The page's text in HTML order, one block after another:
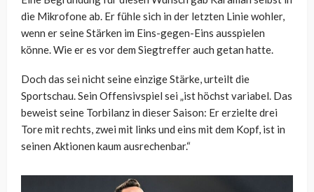
die Mikrofone ab. Er fühle sich in der letzten Linie wohler,
wenn er seine Stärken im Eins-gegen-Eins ausspielen
könne. Wie er es vor dem Siegtreffer auch getan hatte.
Doch das sei nicht seine einzige Stärke, urteilt die
Sportschau. Sein Offensivspiel sei „ist höchst variabel. Das
beweist seine Torbilanz in dieser Saison: Er erzielte drei
Tore mit rechts, zwei mit links und eins mit dem Kopf, ist in
seinen Aktionen kaum ausrechenbar.“